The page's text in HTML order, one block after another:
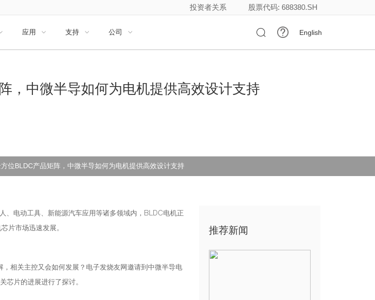
投资者关系 股票代码: 688380.SH
应用  支持  公司   English
，中微半导如何为电机提供高效设计支持
方位BLDC产品矩阵，中微半导如何为电机提供高效设计支持
、电动工具、新能源汽车应用等诸多领域内，BLDC电机正
片市场迅速发展。
相关主控又会如何发展？电子发烧友网邀请到中微半导电
片的进展进行了探讨。
推荐新闻